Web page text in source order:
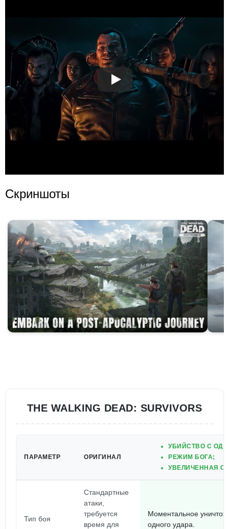
Скриншоты
THE WALKING DEAD: SURVIVORS
ПАРАМЕТР ОРИГИНАЛ
УБИЙСТВО С
РЕЖИМ БОГА;
УВЕЛИЧЕННАЯ
Тип боя
Стандартные
атаки,
требуется
время для
Моментальное
одного удара.